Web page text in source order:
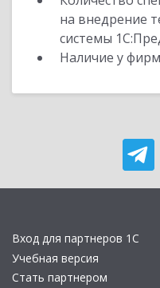
на внедрение
системы
Наличие у
Вход для партнеров 1С
Учебная версия
Стать партнером